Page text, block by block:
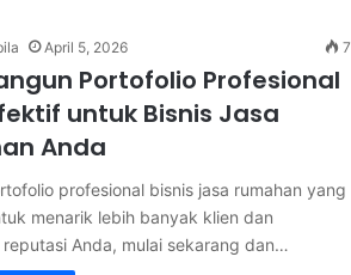
April 5, 2026 7
Portofolio Profesional
untuk Bisnis Jasa
Anda
profesional bisnis jasa rumahan yang
menarik lebih banyak klien dan
Anda, mulai sekarang dan…